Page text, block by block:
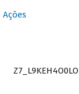
Ações